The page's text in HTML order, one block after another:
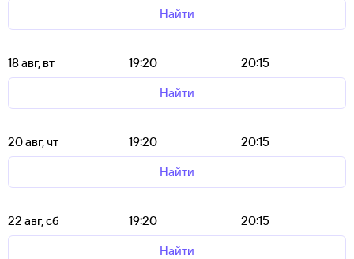
Найти
18 авг, вт 19:20
20:15
Найти
20 авг, чт 19:20
20:15
Найти
22 авг, сб 19:20
20:15
Найти